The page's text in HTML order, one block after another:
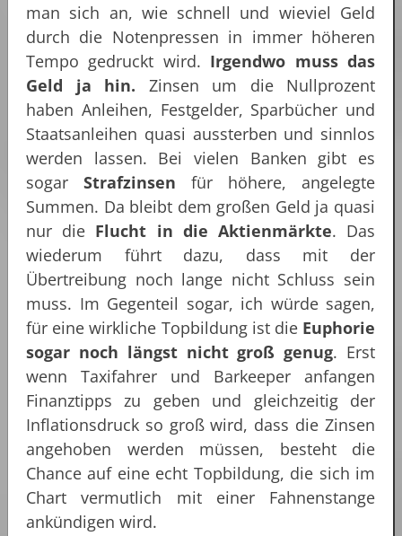
man sich an, wie schnell und wieviel Geld
durch die Notenpressen in immer höheren
Tempo gedruckt wird. Irgendwo muss das
Geld ja hin. Zinsen um die Nullprozent
haben Anleihen, Festgelder, Sparbücher und
Staatsanleihen quasi aussterben und sinnlos
werden lassen. Bei vielen Banken gibt es
sogar Strafzinsen für höhere, angelegte
Summen. Da bleibt dem großen Geld ja quasi
nur die Flucht in die Aktienmärkte. Das
wiederum führt dazu, dass mit der
Übertreibung noch lange nicht Schluss sein
muss. Im Gegenteil sogar, ich würde sagen,
für eine wirkliche Topbildung ist die Euphorie
sogar noch längst nicht groß genug. Erst
wenn Taxifahrer und Barkeeper anfangen
Finanztipps zu geben und gleichzeitig der
Inflationsdruck so groß wird, dass die Zinsen
angehoben werden müssen, besteht die
Chance auf eine echt Topbildung, die sich im
Chart vermutlich mit einer Fahnenstange
ankündigen wird.